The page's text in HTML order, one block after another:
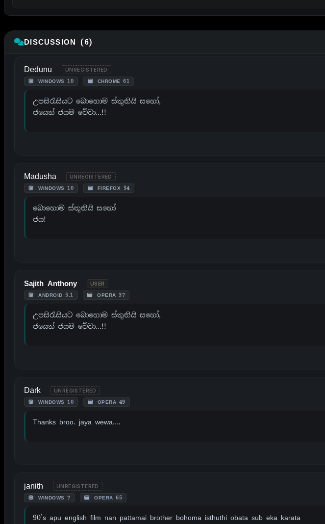
DISCUSSION (6)
Dedunu UNREGISTERED
WINDOWS 10 CHROME 61
උපසිරැසියට බොහොම ස්තුතියි සහෝ,
ජයෙන් ජයම වේවා…!!
Madusha UNREGISTERED
WINDOWS 10 FIREFOX 54
බොහොම ස්තූතියි සහෝ
ජය!
Sajith Anthony USER
ANDROID 5.1 OPERA 37
උපසිරැසියට බොහොම ස්තුතියි සහෝ,
ජයෙන් ජයම වේවා…!!
Dark UNREGISTERED
WINDOWS 10 OPERA 49
Thanks broo. jaya wewa….
janith UNREGISTERED
WINDOWS 7 OPERA 65
90’s apu english film nan pattamai brother bohoma isthuthi obata sub eka karata